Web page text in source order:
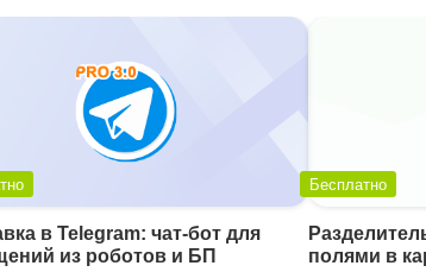
строк.
на формирование файла
разные периоды). Ибо
линиям, каналам,
в Telegram: чат-бот для
из роботов и БП
Бесплатно
полями в